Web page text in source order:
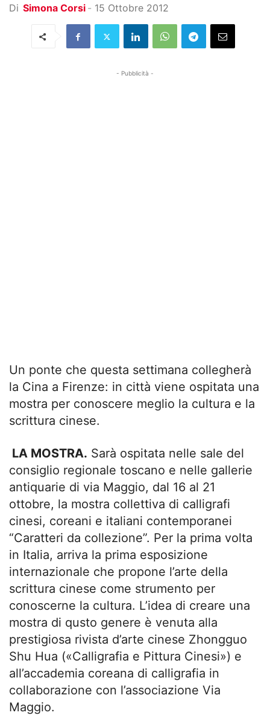
Di Simona Corsi - 15 Ottobre 2012
- Pubblicità -
Un ponte che questa settimana collegherà
la Cina a Firenze: in città viene ospitata una
mostra per conoscere meglio la cultura e la
scrittura cinese.
LA MOSTRA. Sarà ospitata nelle sale del
consiglio regionale toscano e nelle gallerie
antiquarie di via Maggio, dal 16 al 21
ottobre, la mostra collettiva di calligrafi
cinesi, coreani e italiani contemporanei
“Caratteri da collezione”. Per la prima volta
in Italia, arriva la prima esposizione
internazionale che propone l’arte della
scrittura cinese come strumento per
conoscerne la cultura. L’idea di creare una
mostra di qusto genere è venuta alla
prestigiosa rivista d’arte cinese Zhongguo
Shu Hua («Calligrafia e Pittura Cinesi») e
all’accademia coreana di calligrafia in
collaborazione con l’associazione Via
Maggio.